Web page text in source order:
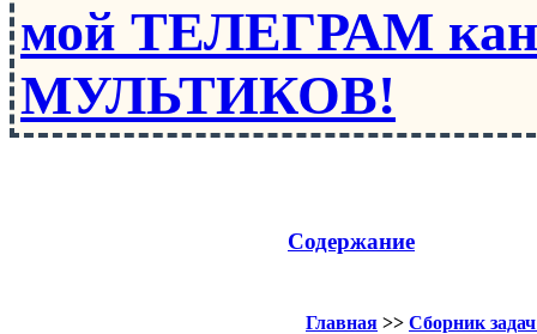
мой ТЕЛЕГРАМ
МУЛЬТИКОВ!
Содержание
Главная >> Сборник